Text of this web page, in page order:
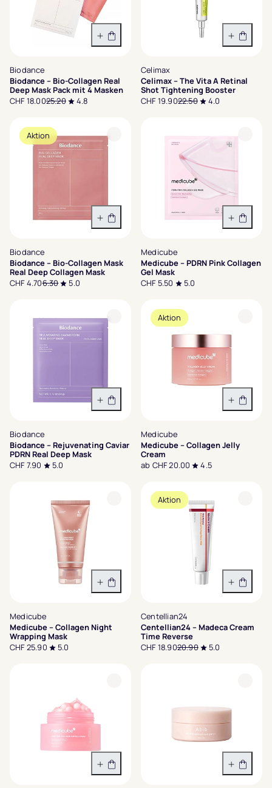
In den Warenkorb
Biodance
Biodance – Bio-Collagen Real
Deep Mask Pack mit 4 Masken
CHF 18.0025.20 4.8
In den
Celimax
Celimax – The Vita A Retinal
Shot Tightening Booster
CHF 19.9022.50 4.0
Aktion
In den Warenkorb
Biodance
Biodance – Bio-Collagen Mask
Real Deep Collagen Mask
CHF 4.706.30 5.0
In den
Medicube
Medicube – PDRN Pink Collagen
Gel Mask
CHF 5.50
5.0
In den Warenkorb
Biodance
Biodance – Rejuvenating Caviar
PDRN Real Deep Mask
CHF 7.90
5.0
Aktion
Medicube
Medicube – Collagen Jelly
Cream
ab CHF 20.00
4.5
In den Warenkorb
Medicube
Medicube – Collagen Night
Wrapping Mask
CHF 25.90
5.0
Aktion
In den
Centellian24
Centellian24 – Madeca Cream
Time Reverse
CHF 18.9020.90 5.0
In den Warenkorb In den